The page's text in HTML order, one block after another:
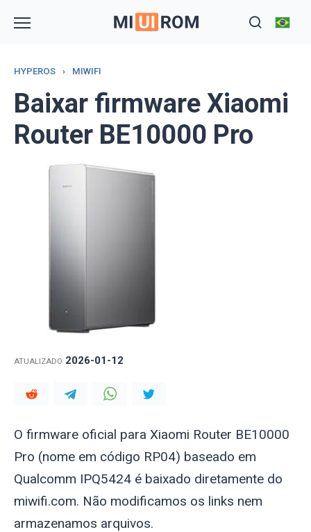
HYPEROS › MIWIFI
Baixar firmware Xiaomi
Router BE10000 Pro
ATUALIZADO 2026-01-12
O firmware oficial para Xiaomi Router BE10000
Pro (nome em código RP04) baseado em
Qualcomm IPQ5424 é baixado diretamente do
miwifi.com. Não modificamos os links nem
armazenamos arquivos.